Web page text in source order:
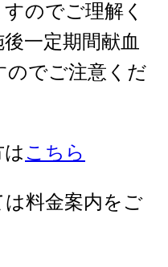
のでご理解く
一定期間献血
のでご注意くだ
こちら
料金案内をご